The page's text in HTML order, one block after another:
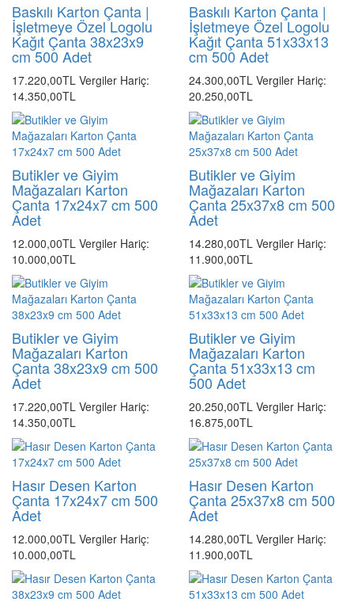
Baskılı Karton Çanta |
İşletmeye Özel Logolu
Kağıt Çanta 38x23x9
cm 500 Adet
17.220,00TL Vergiler Hariç:
14.350,00TL
Baskılı Karton Çanta |
İşletmeye Özel Logolu
Kağıt Çanta 51x33x13
cm 500 Adet
24.300,00TL Vergiler Hariç:
20.250,00TL
Butikler ve Giyim
Mağazaları Karton
Çanta 17x24x7 cm 500
Adet
12.000,00TL Vergiler Hariç:
10.000,00TL
Butikler ve Giyim
Mağazaları Karton
Çanta 25x37x8 cm 500
Adet
14.280,00TL Vergiler Hariç:
11.900,00TL
Butikler ve Giyim
Mağazaları Karton
Çanta 38x23x9 cm 500
Adet
17.220,00TL Vergiler Hariç:
14.350,00TL
Butikler ve Giyim
Mağazaları Karton
Çanta 51x33x13 cm
500 Adet
20.250,00TL Vergiler Hariç:
16.875,00TL
Hasır Desen Karton
Çanta 17x24x7 cm 500
Adet
12.000,00TL Vergiler Hariç:
10.000,00TL
Hasır Desen Karton
Çanta 25x37x8 cm 500
Adet
14.280,00TL Vergiler Hariç:
11.900,00TL